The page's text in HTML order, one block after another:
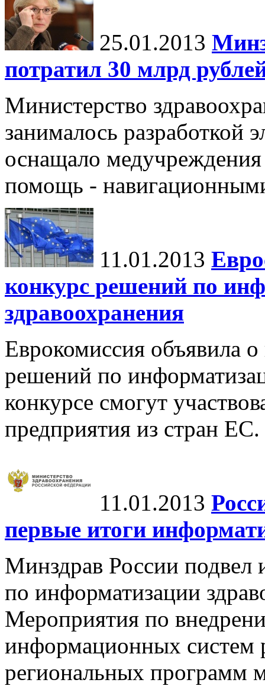
25.01.2013
потратил 30 млрд
Министерство
занималось разработкой
оснащало
помощь -
11.01.2013
конкурс решений по
здравоохранения
Еврокомиссия объявила о
решений по
конкурсе смогут
предприятия из стран ЕС.
11.01.2013
первые итоги
Минздрав России подвел
по информатизации
Мероприятия по
информационных систем
региональных программ